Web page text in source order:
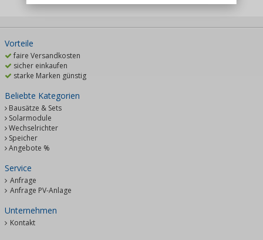
Vorteile
faire Versandkosten
sicher einkaufen
starke Marken günstig
Beliebte Kategorien
Bausätze & Sets
Solarmodule
Wechselrichter
Speicher
Angebote %
Service
Anfrage
Anfrage PV-Anlage
Unternehmen
Kontakt